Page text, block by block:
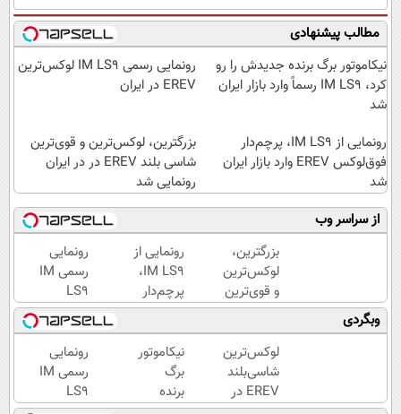
مطالب پیشنهادی
نیکاموتور برگ برنده جدیدش را رو
کرد، IM LS9 رسماً وارد بازار ایران
شد
رونمایی رسمی IM LS9 لوکس‌ترین
EREV در ایران
رونمایی از IM LS9، پرچم‌دار
فوق‌لوکس EREV وارد بازار ایران
شد
بزرگترین، لوکس‌ترین و قوی‌ترین
شاسی بلند EREV در در ایران
رونمایی شد
از سراسر وب
بزرگترین،
لوکس‌ترین
و قوی‌ترین
شاسی بلند
EREV در
در ایران
رونمایی
شد
رونمایی از
IM LS9،
پرچم‌دار
فوق‌لوکس
EREV
وارد بازار
ایران شد
رونمایی
رسمی IM
LS9
لوکس‌ترین
EREV در
ایران
وبگردی
لوکس‌ترین
شاسی‌بلند
EREV در
نیکاموتور
برگ
برنده
رونمایی
رسمی IM
LS9